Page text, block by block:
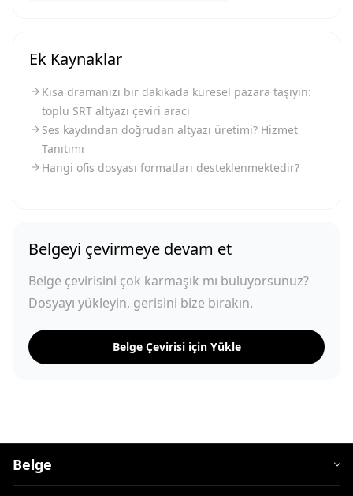
Ek Kaynaklar
Kısa dramanızı bir dakikada küresel pazara taşıyın:
toplu SRT altyazı çeviri aracı
Ses kaydından doğrudan altyazı üretimi? Hizmet
Tanıtımı
Hangi ofis dosyası formatları desteklenmektedir?
Belgeyi çevirmeye devam et
Belge çevirisini çok karmaşık mı buluyorsunuz?
Dosyayı yükleyin, gerisini bize bırakın.
Belge Çevirisi için Yükle
Belge